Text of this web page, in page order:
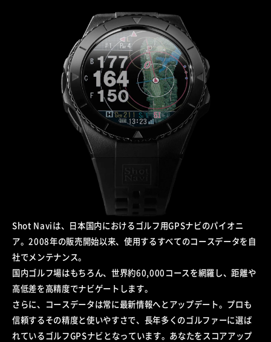
Shot Naviは、日本国内におけるゴルフ用GPSナビのパイオニ
ア。2008年の販売開始以来、使用するすべてのコースデータを自
社でメンテナンス。
国内ゴルフ場はもちろん、世界約60,000コースを網羅し、距離や
高低差を高精度でナビゲートします。
さらに、コースデータは常に最新情報へとアップデート。プロも
信頼するその精度と使いやすさで、長年多くのゴルファーに選ば
れているゴルフGPSナビとなっています。あなたをスコアアップ